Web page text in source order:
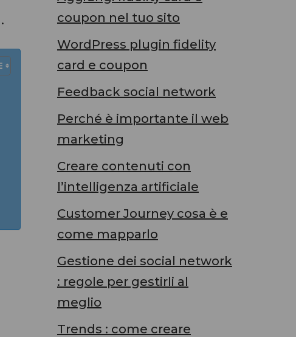
coupon nel tuo sito
WordPress plugin fidelity
card e coupon
Feedback social network
Perché è importante il web
marketing
Creare contenuti con
l’intelligenza artificiale
Customer Journey cosa è e
come mapparlo
Gestione dei social network
: regole per gestirli al
meglio
Trends : come creare